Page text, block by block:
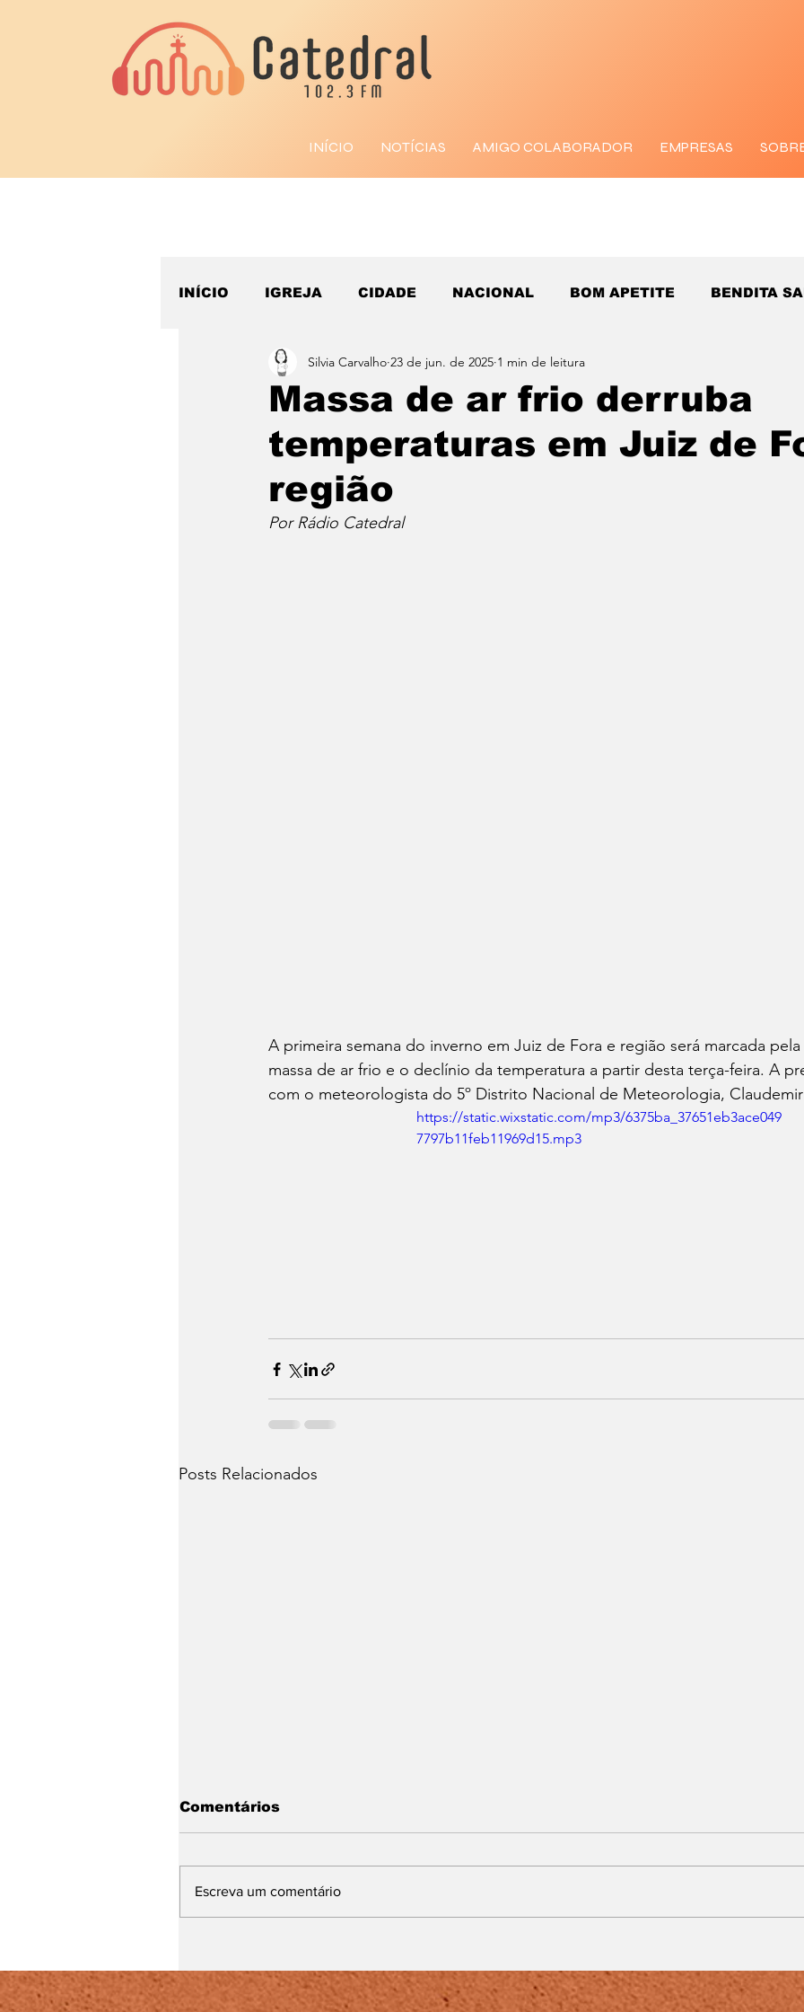
INÍCIO NOTÍCIAS AMIGO COLABORADOR EMPRESAS
INÍCIO IGREJA CIDADE NACIONAL BOM APETITE BENDITA
ESPORTE
Massa de ar frio derruba
temperaturas em Juiz de
região
Silvia Carvalho 23 de jun. de 2025 1 min de leitura
Por Rádio Catedral
A primeira semana do inverno em Juiz de Fora e região será marcada
massa de ar frio e o declínio da temperatura a partir desta terça-feira. A
com o meteorologista do 5º Distrito Nacional de Meteorologia,
https://static.wixstatic.com/mp3/6375ba_37651eb3ace049
7797b11feb11969d15.mp3
Posts Relacionados
avanços e desafios no
combate à violência
semana em Juiz de Fora
e região
Comentários
Escreva um comentário